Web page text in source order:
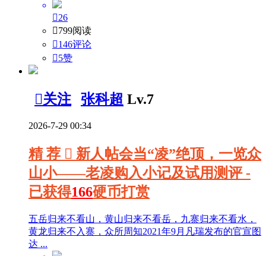
26
799阅读
146评论
5赞
关注 张科超 Lv.7
2026-7-29 00:34
精 荐  新人帖会当“凌”绝顶，一览众
山小——老凌购入小记及试用测评 -
已获得166硬币打赏
五岳归来不看山，黄山归来不看岳，九寨归来不看水，
黄龙归来不入寨，众所周知2021年9月凡瑞发布的官宣图
达 ...